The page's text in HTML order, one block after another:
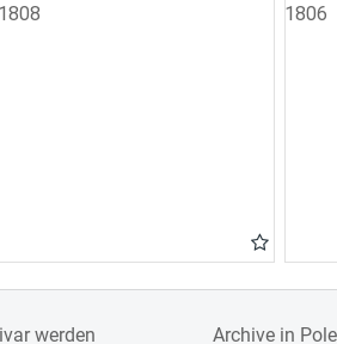
wegen der
1806
werden Archive in